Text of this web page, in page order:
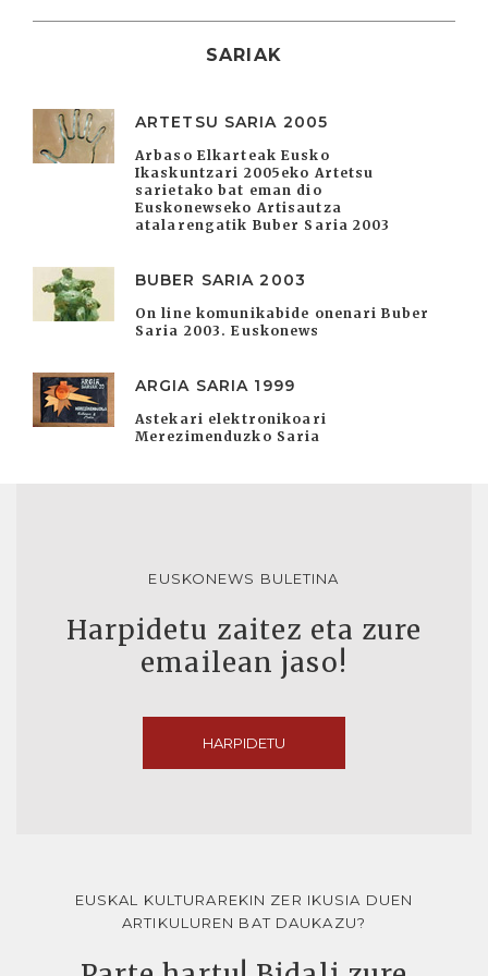
SARIAK
ARTETSU SARIA 2005
Arbaso Elkarteak Eusko
Ikaskuntzari 2005eko Artetsu
sarietako bat eman dio
Euskonewseko Artisautza
atalarengatik Buber Saria 2003
BUBER SARIA 2003
On line komunikabide onenari Buber
Saria 2003. Euskonews
ARGIA SARIA 1999
Astekari elektronikoari
Merezimenduzko Saria
EUSKONEWS BULETINA
Harpidetu zaitez eta zure
emailean jaso!
HARPIDETU
EUSKAL KULTURAREKIN ZER IKUSIA DUEN
ARTIKULUREN BAT DAUKAZU?